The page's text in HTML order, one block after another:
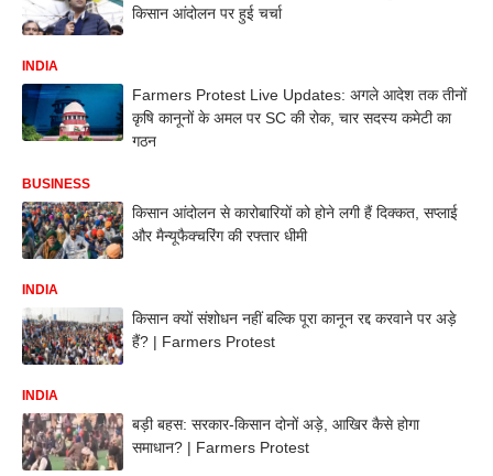
किसान आंदोलन पर हुई चर्चा
INDIA
Farmers Protest Live Updates: अगले आदेश तक तीनों
कृषि कानूनों के अमल पर SC की रोक, चार सदस्य कमेटी का
गठन
BUSINESS
किसान आंदोलन से कारोबारियों को होने लगी हैं दिक्कत, सप्लाई
और मैन्यूफैक्चरिंग की रफ्तार धीमी
INDIA
किसान क्यों संशोधन नहीं बल्कि पूरा कानून रद्द करवाने पर अड़े
हैं? | Farmers Protest
INDIA
बड़ी बहस: सरकार-किसान दोनों अड़े, आखिर कैसे होगा
समाधान? | Farmers Protest